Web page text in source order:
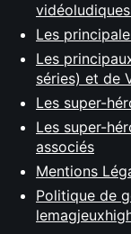
Les
Les
séries) et de
Les super-
Les super-
associés
Mentions
Politique de